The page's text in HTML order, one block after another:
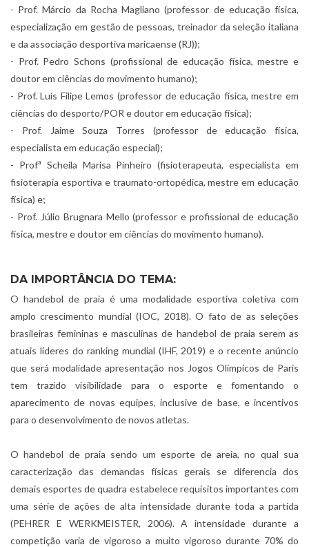
- Prof. Márcio da Rocha Magliano (professor de educação física,
especialização em gestão de pessoas, treinador da seleção italiana
e da associação desportiva maricaense (RJ));
- Prof. Pedro Schons (profissional de educação física, mestre e
doutor em ciências do movimento humano);
- Prof. Luís Filipe Lemos (professor de educação física, mestre em
ciências do desporto/POR e doutor em educação física);
- Prof. Jaime Souza Torres (professor de educação física,
especialista em educação especial);
- Profª Scheila Marisa Pinheiro (fisioterapeuta, especialista em
fisioterapia esportiva e traumato-ortopédica, mestre em educação
física) e;
- Prof. Júlio Brugnara Mello (professor e profissional de educação
física, mestre e doutor em ciências do movimento humano).
DA IMPORTÂNCIA DO TEMA:
O handebol de praia é uma modalidade esportiva coletiva com
amplo crescimento mundial (IOC, 2018). O fato de as seleções
brasileiras femininas e masculinas de handebol de praia serem as
atuais líderes do ranking mundial (IHF, 2019) e o recente anúncio
que será modalidade apresentação nos Jogos Olímpicos de Paris
tem trazido visibilidade para o esporte e fomentando o
aparecimento de novas equipes, inclusive de base, e incentivos
para o desenvolvimento de novos atletas.
O handebol de praia sendo um esporte de areia, no qual sua
caracterização das demandas físicas gerais se diferencia dos
demais esportes de quadra estabelece requisitos importantes com
uma série de ações de alta intensidade durante toda a partida
(PEHRER E WERKMEISTER, 2006). A intensidade durante a
competição varia de vigoroso a muito vigoroso durante 70% do